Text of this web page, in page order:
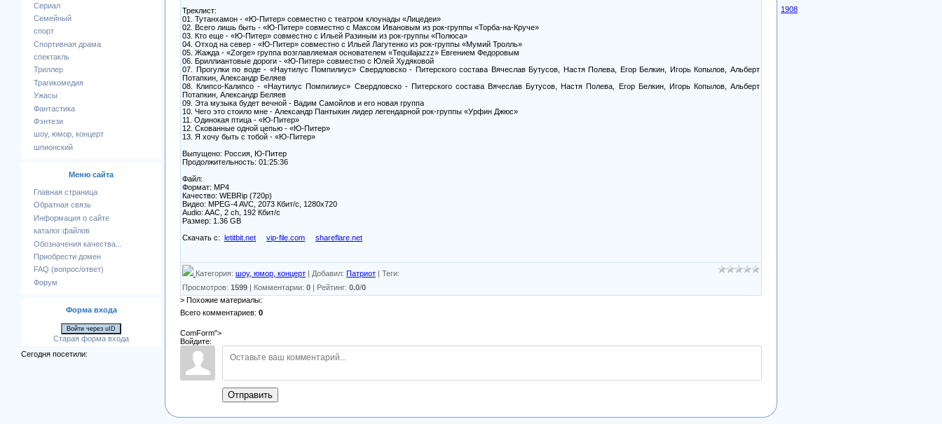
Сериал
Семейный
спорт
Спортивная драма
спектакль
Триллер
Трагикомедия
Ужасы
Фантастика
Фэнтези
шоу, юмор, концерт
шпионский
Меню сайта
Главная страница
Обратная связь
Информация о сайте
каталог файлов
Обозначения качества...
Приобрести домен
FAQ (вопрос/ответ)
Форум
Форма входа
Войти через uID
Старая форма входа
Сегодня посетили:
Треклист:
01. Тутанхамон - «Ю-Питер» совместно с театром клоунады «Лицедеи»
02. Всего лишь быть - «Ю-Питер» совместно с Максом Ивановым из рок-группы «Торба-на-Круче»
03. Кто еще - «Ю-Питер» совместно с Ильей Разиным из рок-группы «Полюса»
04. Отход на север - «Ю-Питер» совместно с Ильей Лагутенко из рок-группы «Мумий Тролль»
05. Жажда - «Zorge» группа возглавляемая основателем «Tequilajazzz» Евгением Федоровым
06. Бриллиантовые дороги - «Ю-Питер» совместно с Юлей Худяковой
07. Прогулки по воде - «Наутилус Помпилиус» Свердловско - Питерского состава Вячеслав Бутусов, Настя Полева, Егор Белкин, Игорь Копылов, Альберт
Потапкин, Александр Беляев
08. Клипсо-Калипсо - «Наутилус Помпилиус» Свердловско - Питерского состава Вячеслав Бутусов, Настя Полева, Егор Белкин, Игорь Копылов, Альберт
Потапкин, Александр Беляев
09. Эта музыка будет вечной - Вадим Самойлов и его новая группа
10. Чего это стоило мне - Александр Пантыкин лидер легендарной рок-группы «Урфин Джюс»
11. Одинокая птица - «Ю-Питер»
12. Скованные одной цепью - «Ю-Питер»
13. Я хочу быть с тобой - «Ю-Питер»
Выпущено: Россия, Ю-Питер
Продолжительность: 01:25:36
Файл:
Формат: MP4
Качество: WEBRip (720p)
Видео: MPEG-4 AVC, 2073 Кбит/с, 1280x720
Audio: AAC, 2 ch, 192 Кбит/с
Размер: 1.36 GB
Скачать с: letitbit.net vip-file.com shareflare.net
Категория: шоу, юмор, концерт | Добавил: Патриот | Теги:
Просмотров: 1599 | Комментарии: 0 | Рейтинг: 0.0/0
> Похожие материалы:
Всего комментариев: 0
ComForm">
Войдите:
Отправить
1908